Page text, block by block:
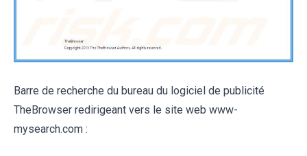
Barre de recherche du bureau du logiciel de publicité
TheBrowser redirigeant vers le site web www-
mysearch.com :